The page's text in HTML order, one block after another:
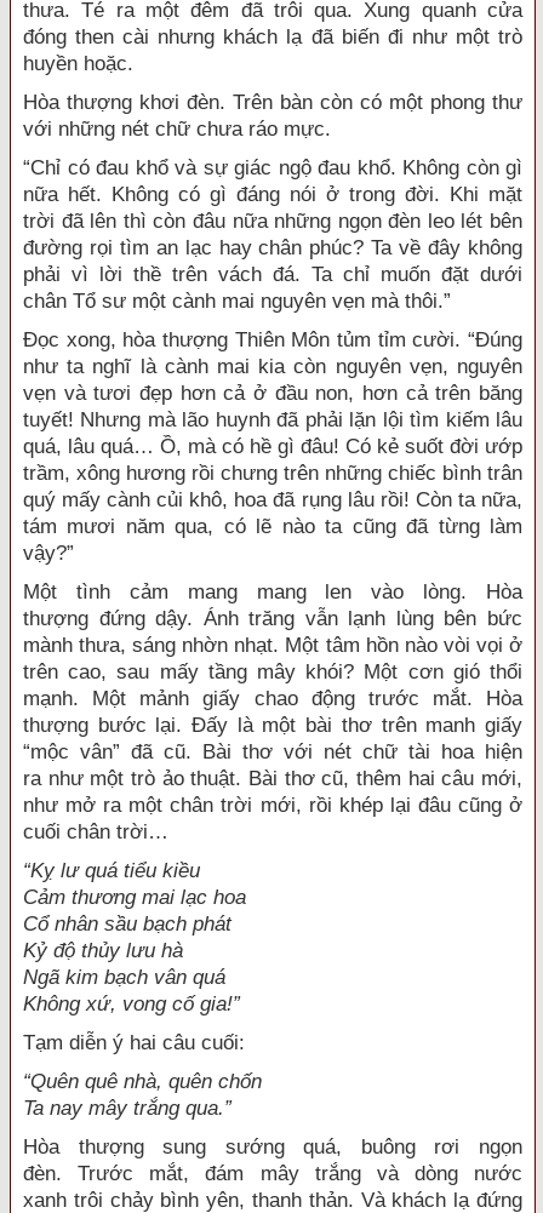
thưa. Té ra một đêm đã trôi qua.Xung quanh cửa
đóng then cài nhưng khách lạ đã biến đi như một trò
huyền hoặc.
Hòa thượng khơi đèn. Trên bàn còn có một phong thư
với những nét chữ chưa ráo mực.
“Chỉ có đau khổvà sự giác ngộ đau khổ. Không còn gì
nữahết. Không có gì đáng nói ở trong đời. Khi mặt
trời đã lên thì còn đâu nữa những ngọn đèn leo lét bên
đường rọi tìm an lạc hay chân phúc? Ta về đây không
phải vì lời thề trên vách đá. Ta chỉ muốn đặt dưới
chân Tổ sư một cành mai nguyên vẹn mà thôi.”
Đọc xong, hòa thượng Thiên Môn tủm tỉm cười. “Đúng
như ta nghĩ là cành mai kiacòn nguyên vẹn, nguyên
vẹn và tươi đẹp hơn cả ở đầu non, hơn cả trên băng
tuyết! Nhưng mà lão huynh đã phải lặn lội tìm kiếm lâu
quá, lâu quá… Ồ, mà có hề gì đâu! Có kẻ suốt đời ướp
trầm, xông hương rồi chưng trên những chiếc bình trân
quý mấy cành củi khô, hoa đã rụng lâu rồi! Còn ta nữa,
tám mươi năm qua, có lẽ nào ta cũng đã từng làm
vậy?”
Một tình cảm mang manglen vào lòng. Hòa
thượng đứng dậy. Ánh trăng vẫn lạnh lùngbên bức
mành thưa, sáng nhờn nhạt. Một tâm hồnnào vòi vọi ở
trên cao, sau mấy tầng mây khói? Một cơn gió thổi
mạnh. Một mảnh giấy chao động trước mắt. Hòa
thượng bước lại. Đấy là một bài thơ trên manh giấy
“mộc vân” đã cũ. Bài thơ với nét chữ tài hoa hiện
ranhư một trò ảo thuật. Bài thơ cũ, thêm hai câu mới,
như mở ra một chân trời mới, rồi khép lại đâu cũng ở
cuối chân trời…
“Kỵ lư quá tiểu kiều
Cảm thươngmai lạc hoa
Cổ nhân sầu bạch phát
Kỷ độ thủy lưu hà
Ngã kim bạch vân quá
Không xứ, vong cố gia!”
Tạm diễn ý hai câu cuối:
“Quên quê nhà, quên chốn
Ta nay mây trắng qua.”
Hòa thượng
sung sướngquá, buông rơi ngọn
đèn.Trước mắt,đám mâytrắng và dòng nước
xanh trôi chảybình yên,thanh thản. Và khách lạ đứng